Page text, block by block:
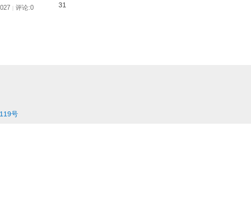
| 评论:0
31
号